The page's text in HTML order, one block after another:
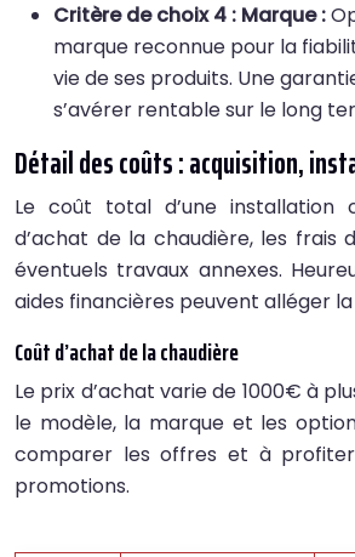
Critère de choix 4 : Marque :
marque reconnue pour la
vie de ses produits. Une
s’avérer rentable sur le long
Détail des coûts : acquisition,
Le coût total d’une installation
d’achat de la chaudière, les frais
éventuels travaux annexes.
aides financières peuvent alléger
Coût d’achat de la chaudière
Le prix d’achat varie de 1000€ à
le modèle, la marque et les
comparer les offres et à
promotions.